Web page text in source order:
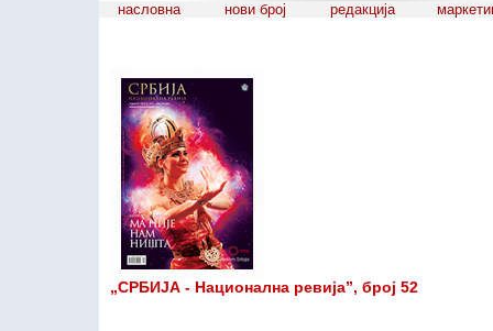
насловна нови број редакција
„СРБИЈА - Национална ревија”, број 52